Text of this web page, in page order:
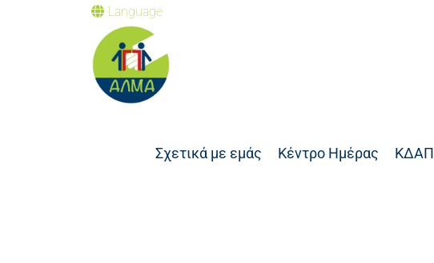
Language
Σχετικά με εμάς Κέντρο Ημέρας ΚΔΑΠ